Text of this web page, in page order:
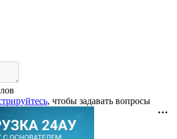
, чтобы задавать вопросы